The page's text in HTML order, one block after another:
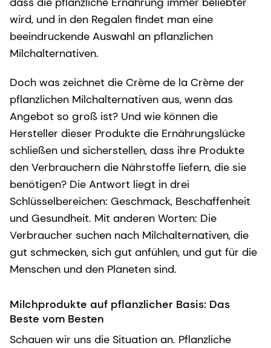
wird, und in den Regalen findet man eine
beeindruckende Auswahl an pflanzlichen
Milchalternativen.
Doch was zeichnet die Crème de la Crème der
pflanzlichen Milchalternativen aus, wenn das
Angebot so groß ist? Und wie können die
Hersteller dieser Produkte die Ernährungslücke
schließen und sicherstellen, dass ihre Produkte
den Verbrauchern die Nährstoffe liefern, die sie
benötigen? Die Antwort liegt in drei
Schlüsselbereichen: Geschmack, Beschaffenheit
und Gesundheit. Mit anderen Worten: Die
Verbraucher suchen nach Milchalternativen, die
gut schmecken, sich gut anfühlen, und gut für die
Menschen und den Planeten sind.
Milchprodukte auf pflanzlicher Basis: Das
Beste vom Besten
Schauen wir uns die Situation an. Pflanzliche